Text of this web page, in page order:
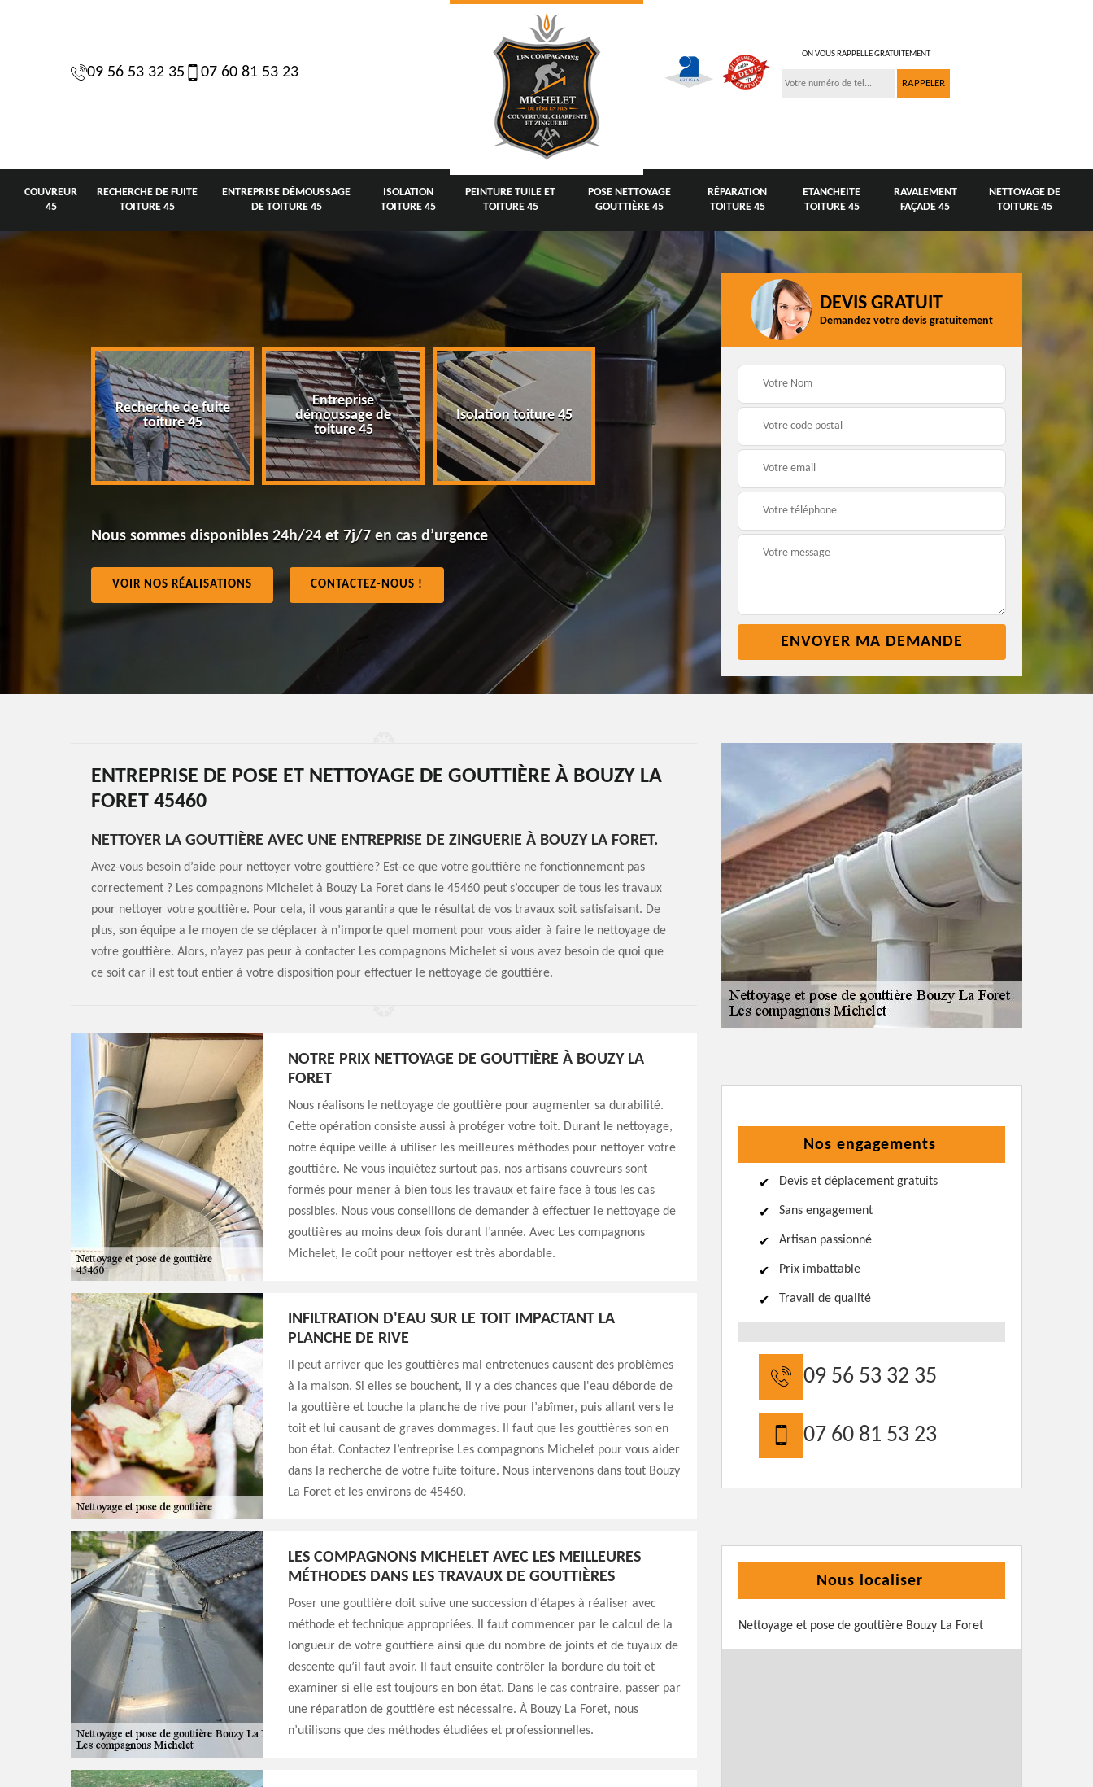
09 56 53 32 35 07 60 81 53 23
ON VOUS RAPPELLE GRATUITEMENT
COUVREUR
45
RECHERCHE DE FUITE
TOITURE 45
ENTREPRISE DÉMOUSSAGE
DE TOITURE 45
ISOLATION
TOITURE 45
PEINTURE TUILE ET
TOITURE 45
POSE NETTOYAGE
GOUTTIÈRE 45
RÉPARATION
TOITURE 45
ETANCHEITE
TOITURE 45
RAVALEMENT
FAÇADE 45
NETTOYAGE DE
TOITURE 45
Recherche de fuite
toiture 45
Entreprise
démoussage de
toiture 45
Isolation toiture 45
Peinture tuile et
toiture 45
Pose nettoyage
gouttière 45
Réparation toiture 45
Nous sommes disponibles 24h/24 et 7j/7 en cas d’urgence
VOIR NOS RÉALISATIONS CONTACTEZ-NOUS !
DEVIS GRATUIT
Demandez votre devis gratuitement
ENTREPRISE DE POSE ET NETTOYAGE DE GOUTTIÈRE À BOUZY LA
FORET 45460
NETTOYER LA GOUTTIÈRE AVEC UNE ENTREPRISE DE ZINGUERIE À BOUZY LA FORET.
Avez-vous besoin d’aide pour nettoyer votre gouttière? Est-ce que votre gouttière ne fonctionnement pas
correctement ? Les compagnons Michelet à Bouzy La Foret dans le 45460 peut s’occuper de tous les travaux
pour nettoyer votre gouttière. Pour cela, il vous garantira que le résultat de vos travaux soit satisfaisant. De
plus, son équipe a le moyen de se déplacer à n’importe quel moment pour vous aider à faire le nettoyage de
votre gouttière. Alors, n’ayez pas peur à contacter Les compagnons Michelet si vous avez besoin de quoi que
ce soit car il est tout entier à votre disposition pour effectuer le nettoyage de gouttière.
NOTRE PRIX NETTOYAGE DE GOUTTIÈRE À BOUZY LA
FORET
Nous réalisons le nettoyage de gouttière pour augmenter sa durabilité.
Cette opération consiste aussi à protéger votre toit. Durant le nettoyage,
notre équipe veille à utiliser les meilleures méthodes pour nettoyer votre
gouttière. Ne vous inquiétez surtout pas, nos artisans couvreurs sont
formés pour mener à bien tous les travaux et faire face à tous les cas
possibles. Nous vous conseillons de demander à effectuer le nettoyage de
gouttières au moins deux fois durant l’année. Avec Les compagnons
Michelet, le coût pour nettoyer est très abordable.
INFILTRATION D'EAU SUR LE TOIT IMPACTANT LA
PLANCHE DE RIVE
Il peut arriver que les gouttières mal entretenues causent des problèmes
à la maison. Si elles se bouchent, il y a des chances que l'eau déborde de
la gouttière et touche la planche de rive pour l’abîmer, puis allant vers le
toit et lui causant de graves dommages. Il faut que les gouttières son en
bon état. Contactez l’entreprise Les compagnons Michelet pour vous aider
dans la recherche de votre fuite toiture. Nous intervenons dans tout Bouzy
La Foret et les environs de 45460.
LES COMPAGNONS MICHELET AVEC LES MEILLEURES
MÉTHODES DANS LES TRAVAUX DE GOUTTIÈRES
Poser une gouttière doit suive une succession d'étapes à réaliser avec
méthode et technique appropriées. Il faut commencer par le calcul de la
longueur de votre gouttière ainsi que du nombre de joints et de tuyaux de
descente qu’il faut avoir. Il faut ensuite contrôler la bordure du toit et
examiner si elle est toujours en bon état. Dans le cas contraire, passer par
une réparation de gouttière est nécessaire. À Bouzy La Foret, nous
n’utilisons que des méthodes étudiées et professionnelles.
Nos engagements
Devis et déplacement gratuits
Sans engagement
Artisan passionné
Prix imbattable
Travail de qualité
09 56 53 32 35
07 60 81 53 23
Nous localiser
Nettoyage et pose de gouttière Bouzy La Foret